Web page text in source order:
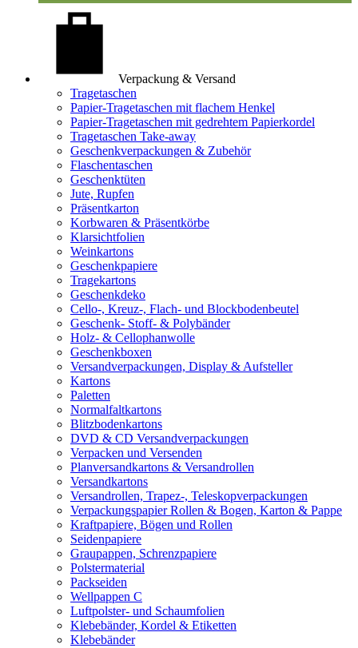
Verpackung & Versand
Tragetaschen
Papier-Tragetaschen mit flachem Henkel
Papier-Tragetaschen mit gedrehtem Papierkordel
Tragetaschen Take-away
Geschenkverpackungen & Zubehör
Flaschentaschen
Geschenktüten
Jute, Rupfen
Präsentkarton
Korbwaren & Präsentkörbe
Klarsichtfolien
Weinkartons
Geschenkpapiere
Tragekartons
Geschenkdeko
Cello-, Kreuz-, Flach- und Blockbodenbeutel
Geschenk- Stoff- & Polybänder
Holz- & Cellophanwolle
Geschenkboxen
Versandverpackungen, Display & Aufsteller
Kartons
Paletten
Normalfaltkartons
Blitzbodenkartons
DVD & CD Versandverpackungen
Verpacken und Versenden
Planversandkartons & Versandrollen
Versandkartons
Versandrollen, Trapez-, Teleskopverpackungen
Verpackungspapier Rollen & Bogen, Karton & Pappe
Kraftpapiere, Bögen und Rollen
Seidenpapiere
Graupappen, Schrenzpapiere
Polstermaterial
Packseiden
Wellpappen C
Luftpolster- und Schaumfolien
Klebebänder, Kordel & Etiketten
Klebebänder